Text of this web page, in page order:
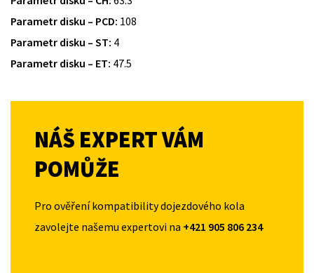
Parametr disku – PCD: 108
Parametr disku – ST: 4
Parametr disku – ET: 47.5
NÁŠ EXPERT VÁM
POMŮŽE
Pro ověření kompatibility dojezdového kola
zavolejte našemu expertovi na +421 905 806 234